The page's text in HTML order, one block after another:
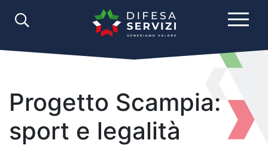
Progetto Scampia:
sport e legalità